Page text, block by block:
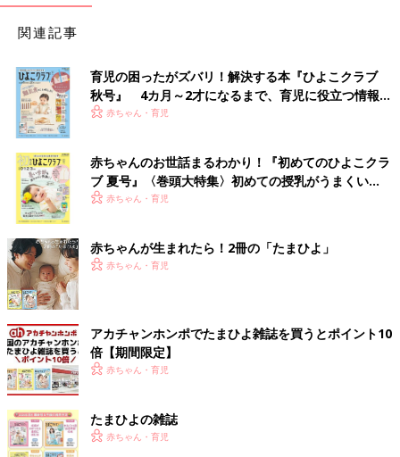
関連記事
育児の困ったがズバリ！解決する本『ひよこクラブ
秋号』 4カ月～2才になるまで、育児に役立つ情報が
いっぱい！
赤ちゃん・育児
赤ちゃんのお世話まるわかり！『初めてのひよこクラ
ブ 夏号』〈巻頭大特集〉初めての授乳がうまくい
く！ おっぱい・ミルクの基本と夏のトラブル 解決テ
赤ちゃん・育児
赤ちゃんが生まれたら！2冊の「たまひよ」
赤ちゃん・育児
アカチャンホンポでたまひよ雑誌を買うとポイント10
倍【期間限定】
赤ちゃん・育児
たまひよの雑誌
赤ちゃん・育児